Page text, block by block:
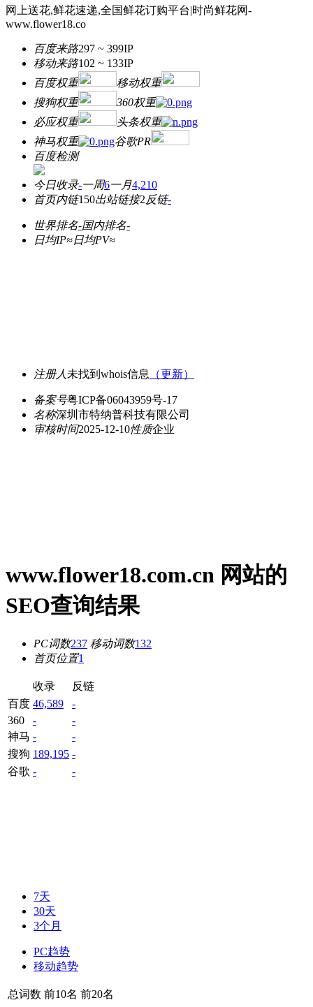
网上送花,鲜花速递,全国鲜花订购平台|时尚鲜花网-
www.flower18.co
百度来路297 ~ 399IP
移动来路102 ~ 133IP
百度权重
移动权重
搜狗权重
360权重
必应权重
头条权重
神马权重
谷歌PR
百度检测
今日收录-一周6一月4,210
首页内链150出站链接2反链-
世界排名-国内排名-
日均IP≈日均PV≈
注册人 未找到whois信息 （更新）
备案号粤ICP备06043959号-17
名称深圳市特纳普科技有限公司
审核时间2025-12-10性质企业
www.flower18.com.cn 网站的
SEO查询结果
PC词数237 移动词数132
首页位置1
收录
反链
百度 46,589
-
360
-
-
神马 -
-
搜狗 189,195 -
谷歌 - -
7天
30天
3个月
PC趋势
移动趋势
总词数 前10名 前20名